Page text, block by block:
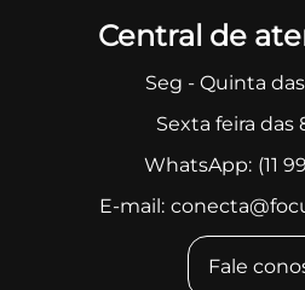
Central de
Seg - Quinta
Sexta feira das
WhatsApp: (11
E-mail:
Fale